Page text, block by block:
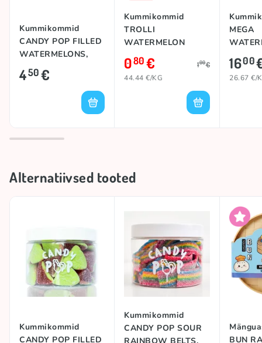
Kummikommid
CANDY POP FILLED
WATERMELONS,
280g
450€
Kummikommid
TROLLI
WATERMELON
SPLASH, 18,7g
080€ 100€
44.44 €/KG
MEGA
1600
26.67 €/
Alternatiivsed tooted
Kummikommid
CANDY POP FILLED
Kummikommid
CANDY POP SOUR
BUN